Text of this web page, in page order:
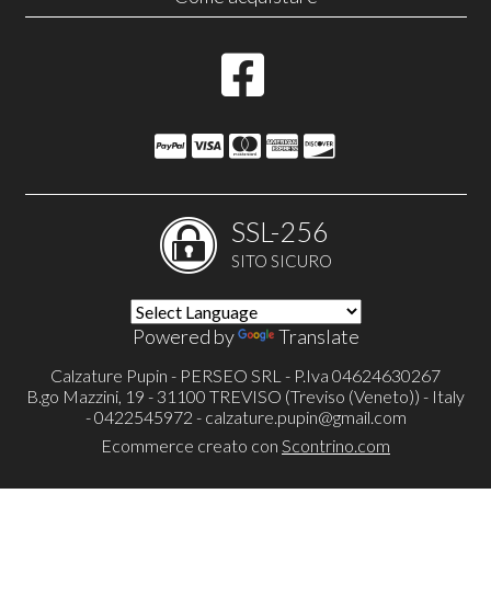
SSL-256
SITO SICURO
Powered by Translate
Calzature Pupin - PERSEO SRL - P.Iva 04624630267
B.go Mazzini, 19 - 31100 TREVISO (Treviso (Veneto)) - Italy
- 0422545972 - calzature.pupin@gmail.com
Ecommerce creato con Scontrino.com